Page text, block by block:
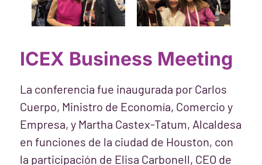
ICEX Business Meeting
La conferencia fue inaugurada por Carlos
Cuerpo, Ministro de Economía, Comercio y
Empresa, y Martha Castex-Tatum, Alcaldesa
en funciones de la ciudad de Houston, con
la participación de Elisa Carbonell, CEO de